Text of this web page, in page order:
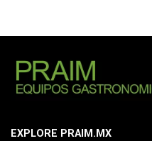
EXPLORE PRAIM.MX